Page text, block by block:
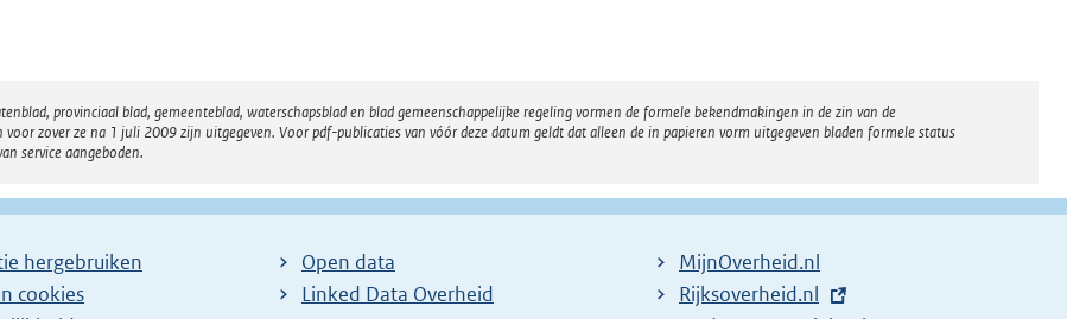
provinciaal blad, gemeenteblad, waterschapsblad en blad gemeenschappelijke regeling vormen de formele bekendmakingen in de zin van de
zover ze na 1 juli 2009 zijn uitgegeven. Voor pdf-publicaties van vóór deze datum geldt dat alleen de in papieren vorm uitgegeven bladen formele status
service aangeboden.
hergebruiken
cookies
Open data
Linked Data Overheid
MijnOverheid.nl
E
Rijksoverheid.nl